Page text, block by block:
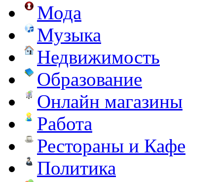
Мода
Музыка
Недвижимость
Образование
Онлайн магазины
Работа
Рестораны и Кафе
Политика